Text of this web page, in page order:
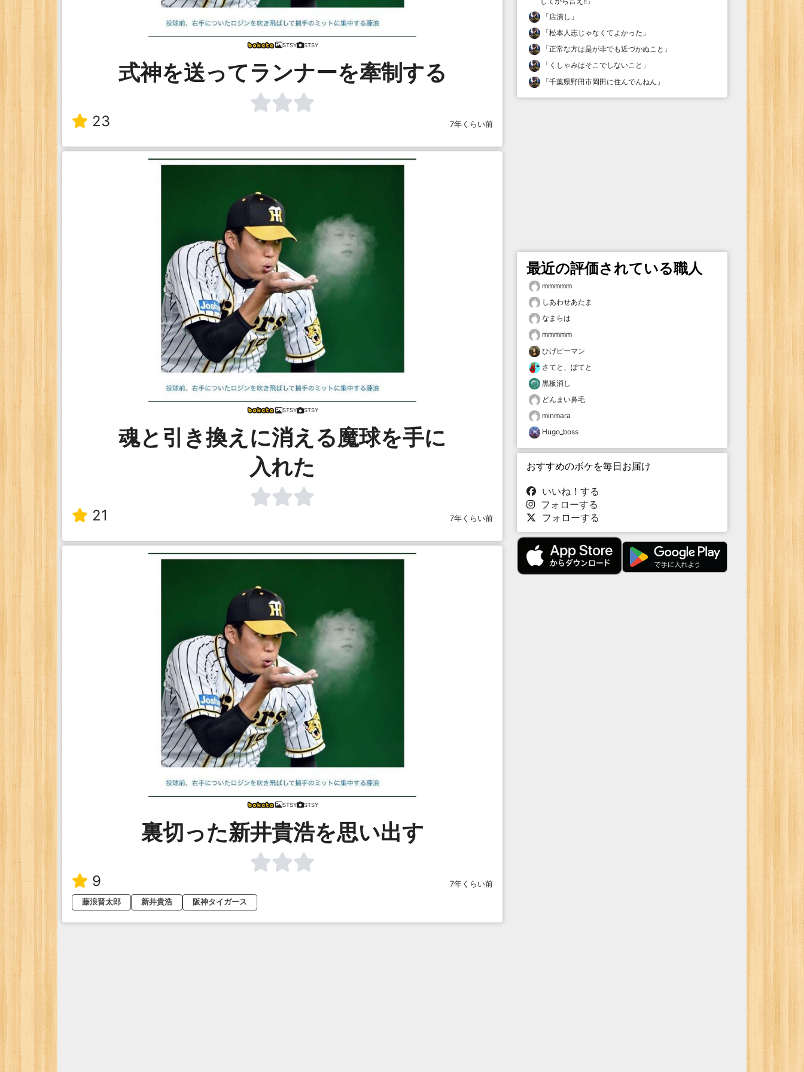
STSY STSY
式神を送ってランナーを牽制する
23 7年くらい前
STSY STSY
魂と引き換えに消える魔球を手に
入れた
21 7年くらい前
STSY STSY
裏切った新井貴浩を思い出す
9
7年くらい前
藤浪晋太郎
新井貴浩 阪神タイガース
「 店潰し 」
「松本人志じゃなくてよかった 」
「正常な方は是が非でも近づかぬこと 」
「 くしゃみはそこでしないこと 」
「千葉県野田市岡田に住んでんねん 」
最近の評価されている職人
mmmmm
しあわせあたま
なまらは
mmmmm
ひげピーマン
さてと、ぽてと
黒板消し
どんまい鼻毛
minmara
Hugo_boss
おすすめのボケを毎日お届け
いいね！する
フォローする
フォローする